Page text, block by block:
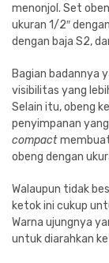
menonjol. Set
ukuran 1/2″
dengan baja S2,
Bagian badannya
visibilitas yang
Selain itu, obeng
penyimpanan
compact
obeng dengan
Walaupun tidak
ketok ini cukup
Warna ujungnya
untuk diarahkan